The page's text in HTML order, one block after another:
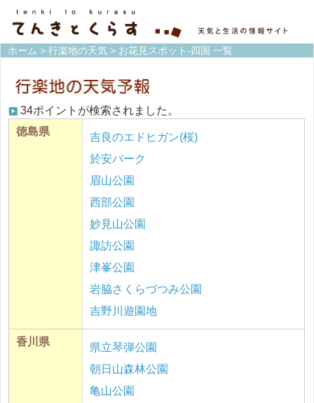
ホーム > 行楽地の天気 > お花見スポット-四国 一覧
34ポイントが検索されました。
徳島県
吉良のエドヒガン(桜)
於安パーク
眉山公園
西部公園
妙見山公園
諏訪公園
津峯公園
岩脇さくらづつみ公園
吉野川遊園地
香川県
県立琴弾公園
朝日山森林公園
亀山公園